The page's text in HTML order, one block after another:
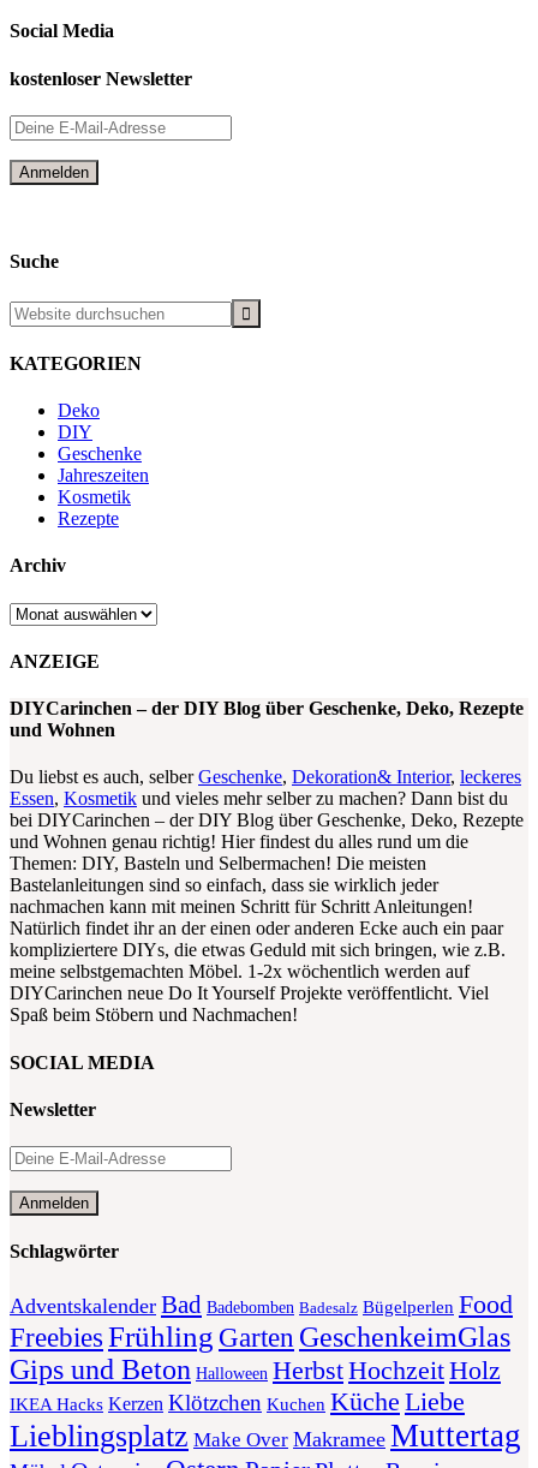
Social Media
kostenloser Newsletter
Suche
KATEGORIEN
Deko
DIY
Geschenke
Jahreszeiten
Kosmetik
Rezepte
Archiv
Archiv
ANZEIGE
DIYCarinchen – der DIY Blog über Geschenke, Deko, Rezepte
und Wohnen
Du liebst es auch, selberGeschenke, Dekoration& Interior, leckeres
Essen, Kosmetik und vieles mehr selber zu machen? Dann bist du
bei DIYCarinchen – der DIY Blog über Geschenke, Deko, Rezepte
und Wohnen genau richtig! Hier findest du alles rund um die
Themen: DIY, Basteln und Selbermachen! Die meisten
Bastelanleitungen sind so einfach, dass sie wirklich jeder
nachmachen kann mit meinen Schritt für Schritt Anleitungen!
Natürlich findet ihr an der einen oder anderen Ecke auch ein paar
kompliziertere DIYs, die etwas Geduld mit sich bringen, wie z.B.
meine selbstgemachten Möbel. 1-2x wöchentlich werden auf
DIYCarinchen neue Do It Yourself Projekte veröffentlicht. Viel
Spaß beim Stöbern und Nachmachen!
SOCIAL MEDIA
Newsletter
Schlagwörter
Adventskalender Bad Badebomben Badesalz Bügelperlen Food
FreebiesFrühling Garten GeschenkeimGlas
Gips und Beton Halloween HerbstHochzeitHolz
IKEA Hacks Kerzen Klötzchen Kuchen Küche Liebe
Lieblingsplatz Make Over Makramee Muttertag